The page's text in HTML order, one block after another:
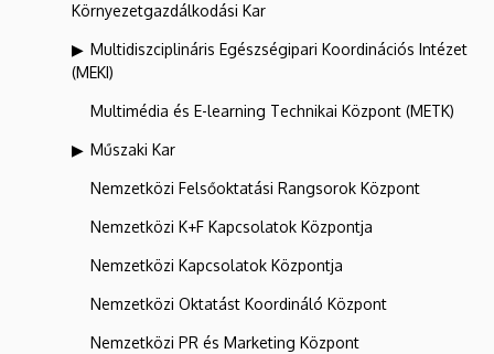
Környezetgazdálkodási Kar
Multidiszciplináris Egészségipari Koordinációs Intézet
(MEKI)
Multimédia és E-learning Technikai Központ (METK)
Műszaki Kar
Nemzetközi Felsőoktatási Rangsorok Központ
Nemzetközi K+F Kapcsolatok Központja
Nemzetközi Kapcsolatok Központja
Nemzetközi Oktatást Koordináló Központ
Nemzetközi PR és Marketing Központ